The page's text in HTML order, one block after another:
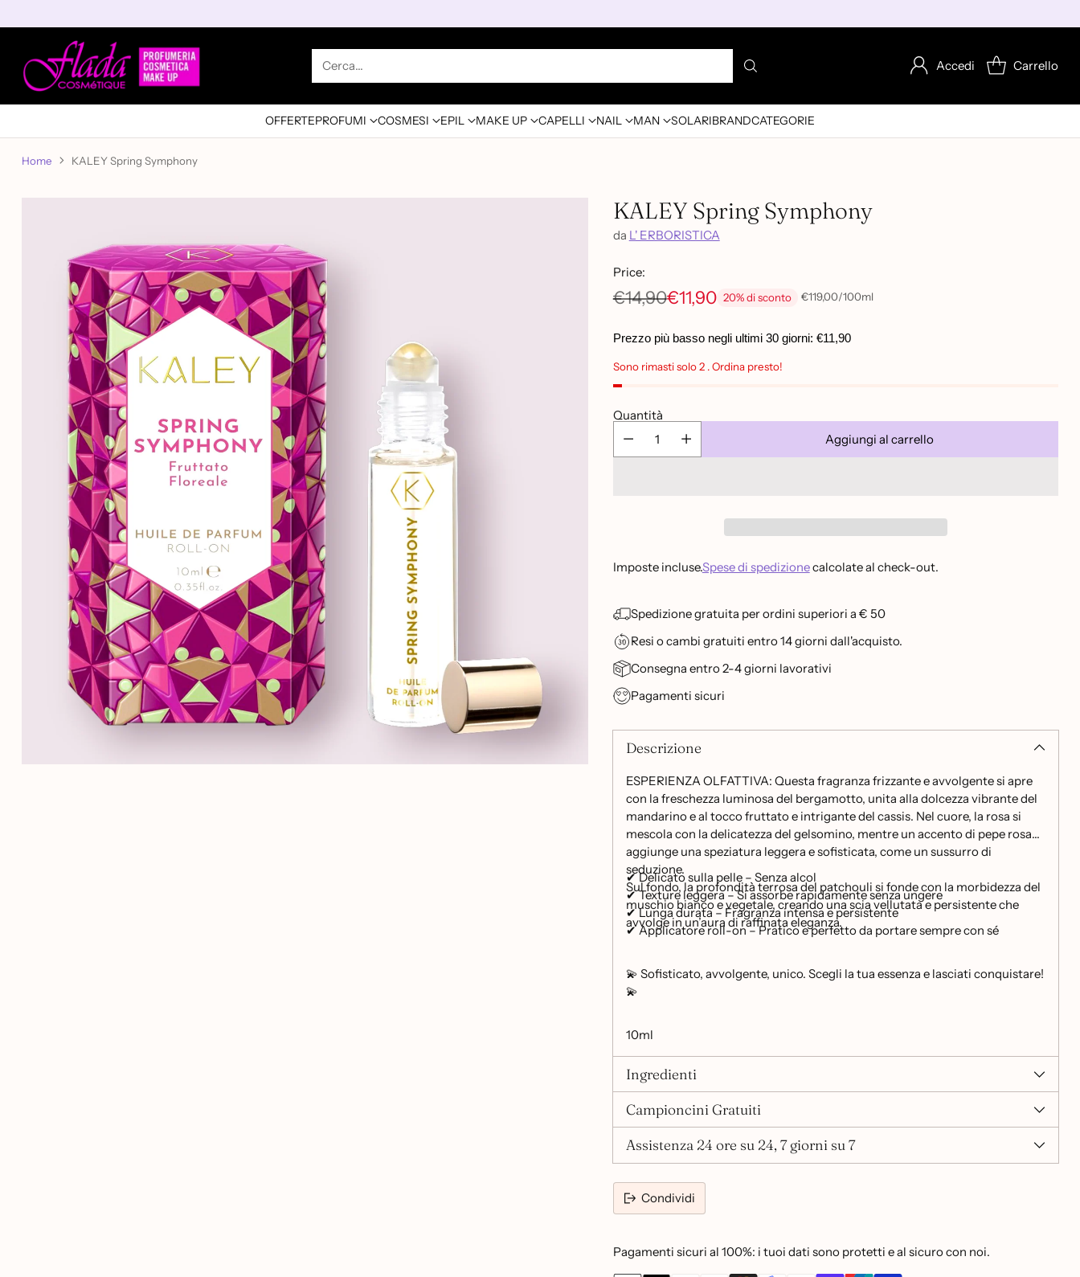
Cerca… Accedi Carrello
OFFERTEPROFUMI COSMESI EPIL MAKE UP CAPELLI NAIL MAN SOLARIBRANDCATEGORIE
Home KALEY Spring Symphony
KALEY Spring Symphony
da L' ERBORISTICA
Price:
Prezzo
di
listino
€14,90€11,90 20% di sconto
Prezzo
€119,00/
per 100ml
Prezzo più basso negli ultimi 30 giorni: €11,90
Sono rimasti solo 2 . Ordina presto!
Quantità
Aggiungi al carrello
Imposte incluse.Spese di spedizionecalcolate al check-out.
Spedizione gratuita per ordini superiori a € 50
Resi o cambi gratuiti entro 14 giorni dall'acquisto.
Consegna entro 2-4 giorni lavorativi
Pagamenti sicuri
Descrizione
ESPERIENZA OLFATTIVA: Questa fragranza frizzante e avvolgente si apre
con la freschezza luminosa del bergamotto, unita alla dolcezza vibrante del
mandarino e al tocco fruttato e intrigante del cassis. Nel cuore, la rosa si
mescola con la delicatezza del gelsomino, mentre un accento di pepe rosa
aggiunge una speziatura leggera e sofisticata, come un sussurro di
seduzione.
Sul fondo, la profondità terrosa del patchouli si fonde con la morbidezza del
muschio bianco e vegetale, creando una scia vellutata e persistente che
avvolge in un’aura di raffinata eleganza.
✔ Delicato sulla pelle – Senza alcol
✔ Texture leggera – Si assorbe rapidamente senza ungere
✔ Lunga durata – Fragranza intensa e persistente
✔ Applicatore roll-on – Pratico e perfetto da portare sempre con sé
💫 Sofisticato, avvolgente, unico. Scegli la tua essenza e lasciati conquistare!
💫
10ml
Ingredienti
Campioncini Gratuiti
Assistenza 24 ore su 24, 7 giorni su 7
Condividi
Pagamenti sicuri al 100%: i tuoi dati sono protetti e al sicuro con noi.